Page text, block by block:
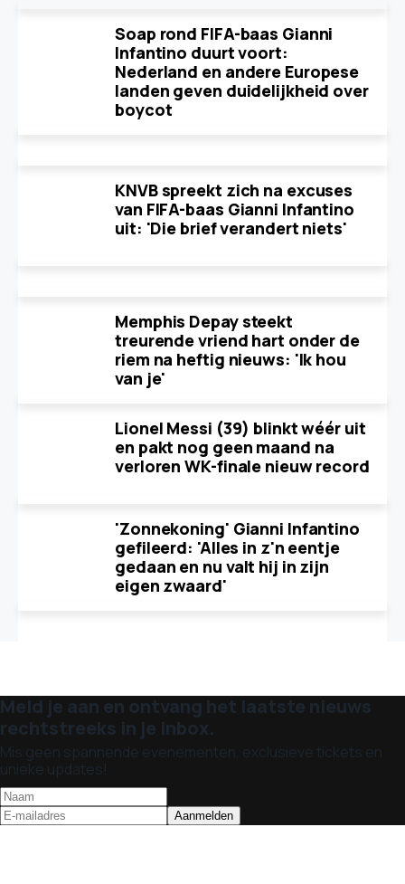
Soap rond FIFA-baas Gianni
Infantino duurt voort:
Nederland en andere Europese
landen geven duidelijkheid over
boycot
KNVB spreekt zich na excuses
van FIFA-baas Gianni Infantino
uit: 'Die brief verandert niets'
Memphis Depay steekt
treurende vriend hart onder de
riem na heftig nieuws: 'Ik hou
van je'
Lionel Messi (39) blinkt wéér uit
en pakt nog geen maand na
verloren WK-finale nieuw record
'Zonnekoning' Gianni Infantino
gefileerd: 'Alles in z'n eentje
gedaan en nu valt hij in zijn
eigen zwaard'
Meld je aan en ontvang het laatste nieuws
rechtstreeks in je inbox.
Mis geen spannende evenementen, exclusieve tickets en
unieke updates!